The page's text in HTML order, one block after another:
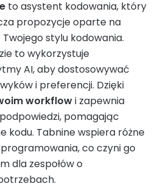
to asystent kodowania, który
propozycje oparte na
Twojego stylu kodowania.
to wykorzystuje
AI, aby dostosowywać
i preferencji. Dzięki
workflowi zapewnia
pomagając
kodu. Tabnine wspiera różne
programowania, co czyni go
dla zespołów o